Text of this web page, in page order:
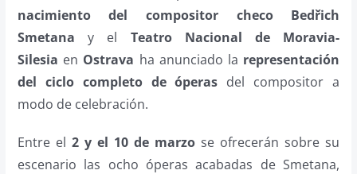
nacimiento del compositor checo Bedřich
Smetana y el Teatro Nacional de Moravia-
Silesia en Ostrava ha anunciado la representación
del ciclo completo de óperas del compositor a
modo de celebración.
Entre el 2 y el 10 de marzo se ofrecerán sobre su
escenario las ocho óperas acabadas de Smetana,